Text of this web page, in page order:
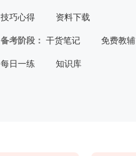
技巧心得 资料下载
备考阶段： 干货笔记 免费教辅
每日一练 知识库